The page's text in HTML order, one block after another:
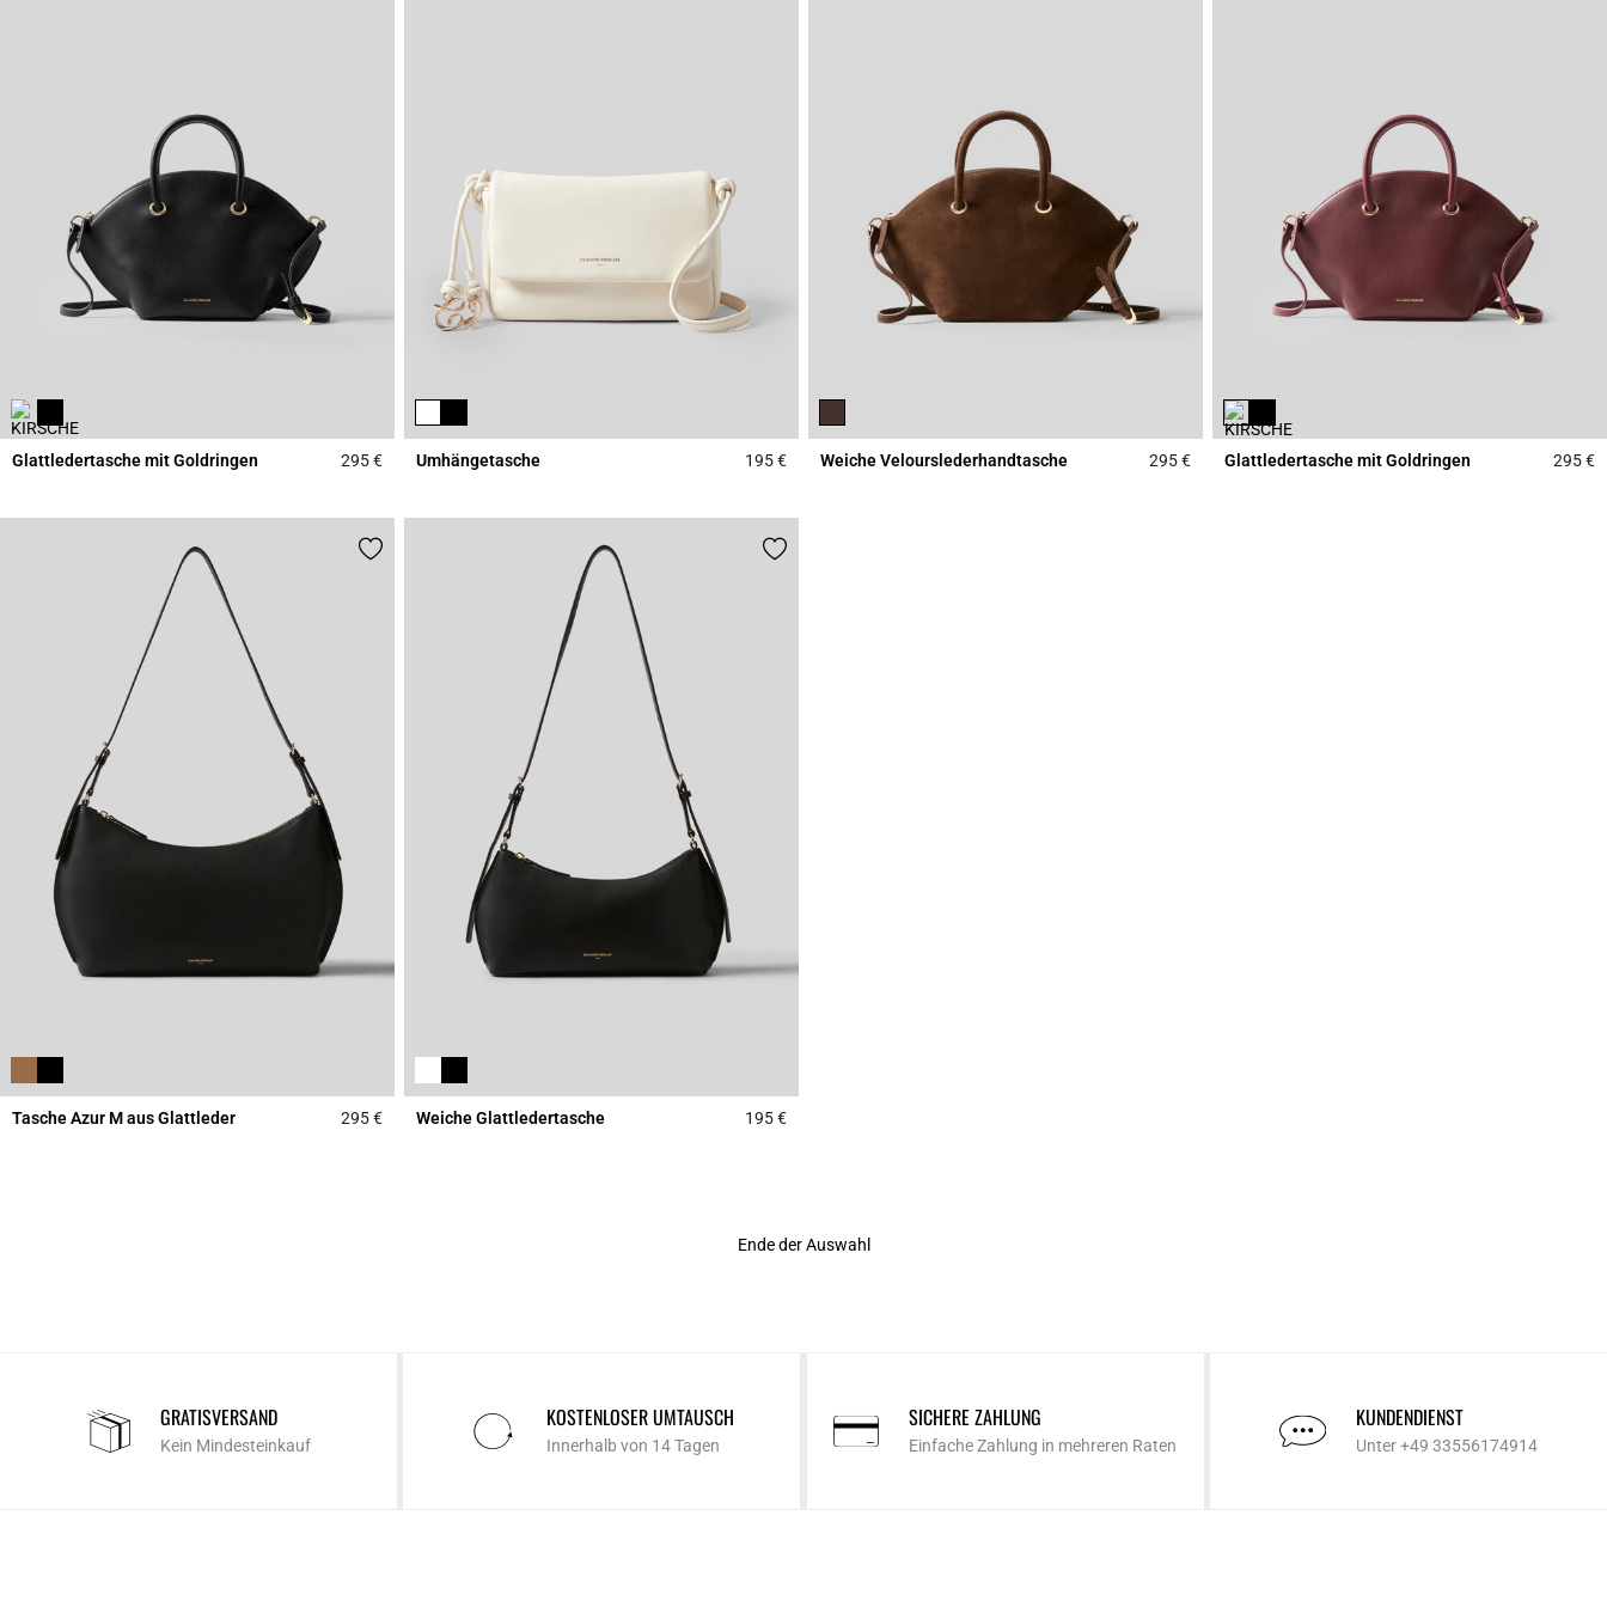
Glattledertasche mit Goldringen 295 €5 out of 5 Customer Rating
Umhängetasche 195 €5 out of 5 Customer Rating
Weiche Velourslederhandtasche 295 €4,3 out of 5 Customer Rating
Glattledertasche mit Goldringen 295 €5
Tasche Azur M aus Glattleder 295 €3,3 out of 5 Customer Rating
Weiche Glattledertasche 195 €5 out of 5 Customer Rating
Ende der Auswahl
GRATISVERSAND
Kein Mindesteinkauf
KOSTENLOSER UMTAUSCH
Innerhalb von 14 Tagen
SICHERE ZAHLUNG
Einfache Zahlung in mehreren Raten
KUNDENDIENST
Unter +49 33556174914